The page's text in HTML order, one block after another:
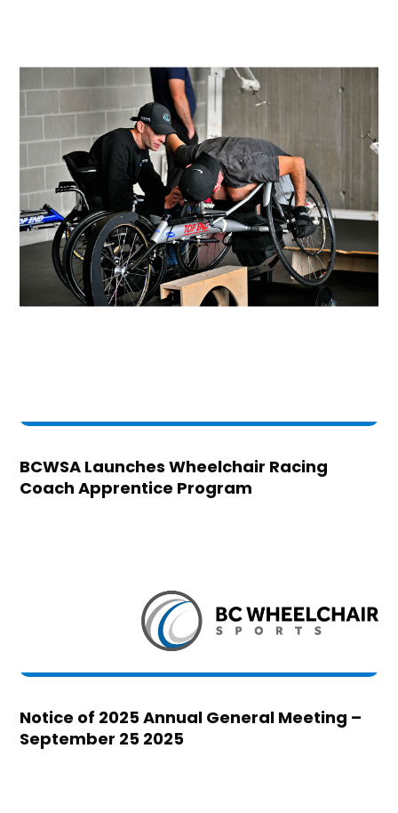
BCWSA Launches Wheelchair Racing
Coach Apprentice Program
Notice of 2025 Annual General Meeting –
September 25 2025